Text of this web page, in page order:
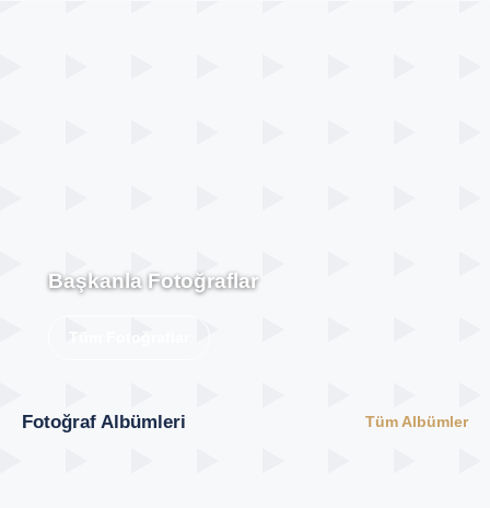
Başkanla Fotoğraflar
Fotoğraf Albümleri Tüm Albümler